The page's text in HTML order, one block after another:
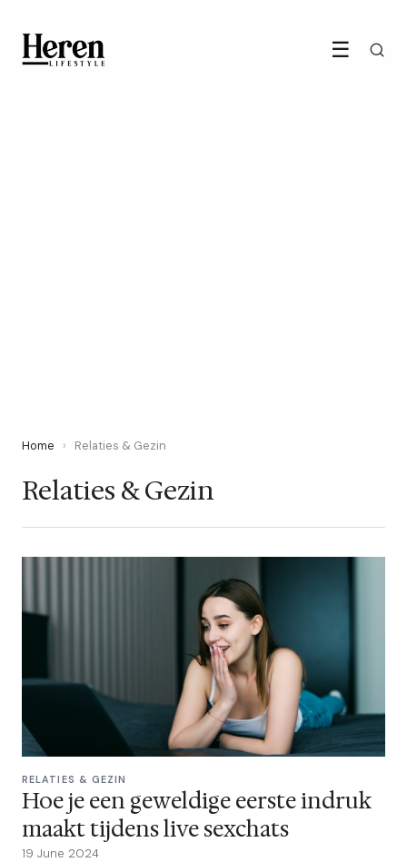
☰
Home › Relaties & Gezin
Relaties & Gezin
RELATIES & GEZIN
Hoe je een geweldige eerste indruk
maakt tijdens live sexchats
19 June 2024